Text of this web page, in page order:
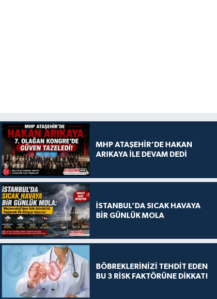
MHP ATAŞEHİR’DE HAKAN
ARIKAYA İLE DEVAM DEDİ
İSTANBUL’DA SICAK HAVAYA
BİR GÜNLÜK MOLA
BÖBREKLERİNİZİ TEHDİT EDEN
BU 3 RİSK FAKTÖRÜNE DİKKAT!